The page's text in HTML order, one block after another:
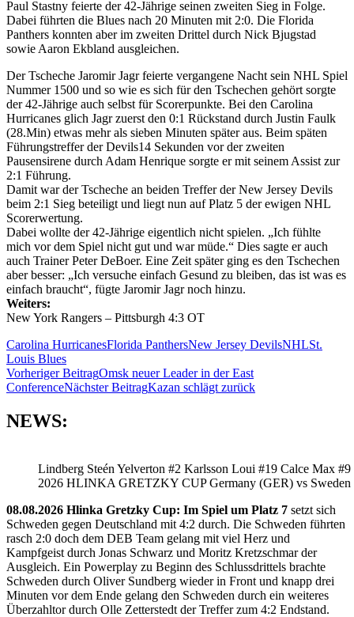
Paul Stastny feierte der 42-Jährige seinen zweiten Sieg in Folge.
Dabei führten die Blues nach 20 Minuten mit 2:0. Die Florida
Panthers konnten aber im zweiten Drittel durch Nick Bjugstad
sowie Aaron Ekbland ausgleichen.
Der Tscheche Jaromir Jagr feierte vergangene Nacht sein NHL Spiel
Nummer 1500 und so wie es sich für den Tschechen gehört sorgte
der 42-Jährige auch selbst für Scorerpunkte. Bei den Carolina
Hurricanes glich Jagr zuerst den 0:1 Rückstand durch Justin Faulk
(28.Min) etwas mehr als sieben Minuten später aus. Beim späten
Führungstreffer der Devils14 Sekunden vor der zweiten
Pausensirene durch Adam Henrique sorgte er mit seinem Assist zur
2:1 Führung.
Damit war der Tscheche an beiden Treffer der New Jersey Devils
beim 2:1 Sieg beteiligt und liegt nun auf Platz 5 der ewigen NHL
Scorerwertung.
Dabei wollte der 42-Jährige eigentlich nicht spielen. „Ich fühlte
mich vor dem Spiel nicht gut und war müde.“ Dies sagte er auch
auch Trainer Peter DeBoer. Eine Zeit später ging es den Tschechen
aber besser: „Ich versuche einfach Gesund zu bleiben, das ist was es
einfach braucht“, fügte Jaromir Jagr noch hinzu.
Weiters:
New York Rangers – Pittsburgh 4:3 OT
Carolina HurricanesFlorida PanthersNew Jersey DevilsNHLSt.
Louis Blues
Beitragsnavigation
Vorheriger BeitragOmsk neuer Leader in der East
ConferenceNächster BeitragKazan schlägt zurück
NEWS:
Lindberg Steén Yelverton #2 Karlsson Loui #19 Calce Max #9
2026 HLINKA GRETZKY CUP Germany (GER) vs Sweden
08.08.2026 Hlinka Gretzky Cup: Im Spiel um Platz 7 setzt sich
Schweden gegen Deutschland mit 4:2 durch. Die Schweden führten
rasch 2:0 doch dem DEB Team gelang mit viel Herz und
Kampfgeist durch Jonas Schwarz und Moritz Kretzschmar der
Ausgleich. Ein Powerplay zu Beginn des Schlussdrittels brachte
Schweden durch Oliver Sundberg wieder in Front und knapp drei
Minuten vor dem Ende gelang den Schweden durch ein weiteres
Überzahltor durch Olle Zetterstedt der Treffer zum 4:2 Endstand.